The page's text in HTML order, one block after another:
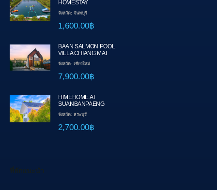
HOMESTAY
จังหวัด: จันทบุรี
1,600.00฿
BAAN SALMON POOL
VILLA CHIANG MAI
จังหวัด: เชียงใหม่
7,900.00฿
HIMEHOME AT
SUANBANPAENG
จังหวัด: สระบุรี
2,700.00฿
ที่พักแนะนำ